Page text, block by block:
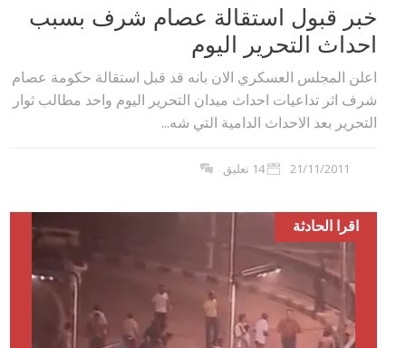
خبر قبول استقالة عصام شرف بسبب
احداث التحرير اليوم
اعلن المجلس العسكري الان بانه قد قبل استقالة حكومة عصام
شرف اثر تداعيات احداث ميدان التحرير اليوم واحد مطالب ثوار
التحرير بعد الاحداث الدامية التي شه...
21/11/2011 14 تعليق
اقرا الحادثة